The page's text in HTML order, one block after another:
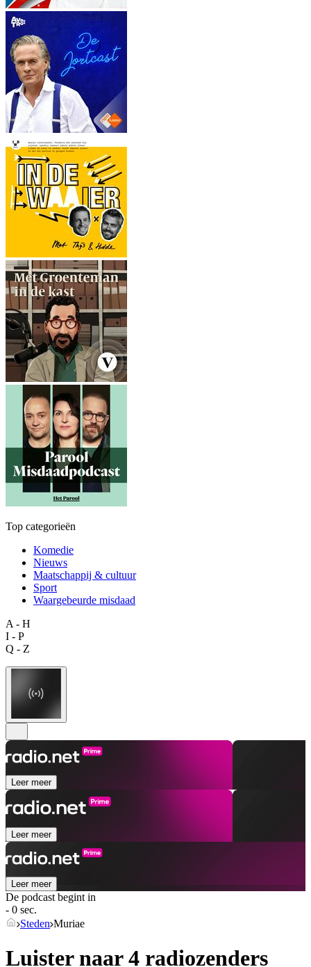
Top categorieën
Komedie
Nieuws
Maatschappij & cultuur
Sport
Waargebeurde misdaad
A - H
I - P
Q - Z
Leer meer
Leer meer
Leer meer
De podcast begint in
- 0 sec.
Steden Muriae
Luister naar 4 radiozenders